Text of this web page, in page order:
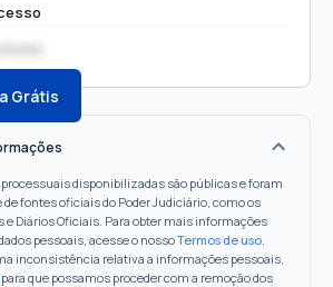
Grátis
disponibilizadas são públicas e foram
fontes oficiais do Poder Judiciário, como os
Diários Oficiais. Para obter mais informações
pessoais, acesse o nossoTermos de uso.
inconsistência relativa a informações pessoais,
para que possamos proceder com a remoção dos